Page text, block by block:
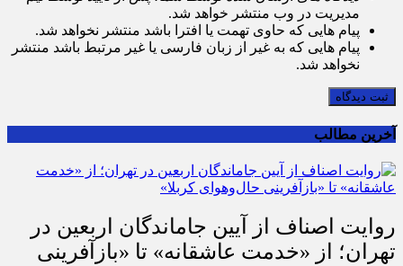
مدیریت در وب منتشر خواهد شد.
پیام هایی که حاوی تهمت یا افترا باشد منتشر نخواهد شد.
پیام هایی که به غیر از زبان فارسی یا غیر مرتبط باشد منتشر
نخواهد شد.
ثبت دیدگاه
آخرین مطالب
روایت اصناف از آیین جاماندگان اربعین در
تهران؛ از «خدمت عاشقانه» تا «بازآفرینی